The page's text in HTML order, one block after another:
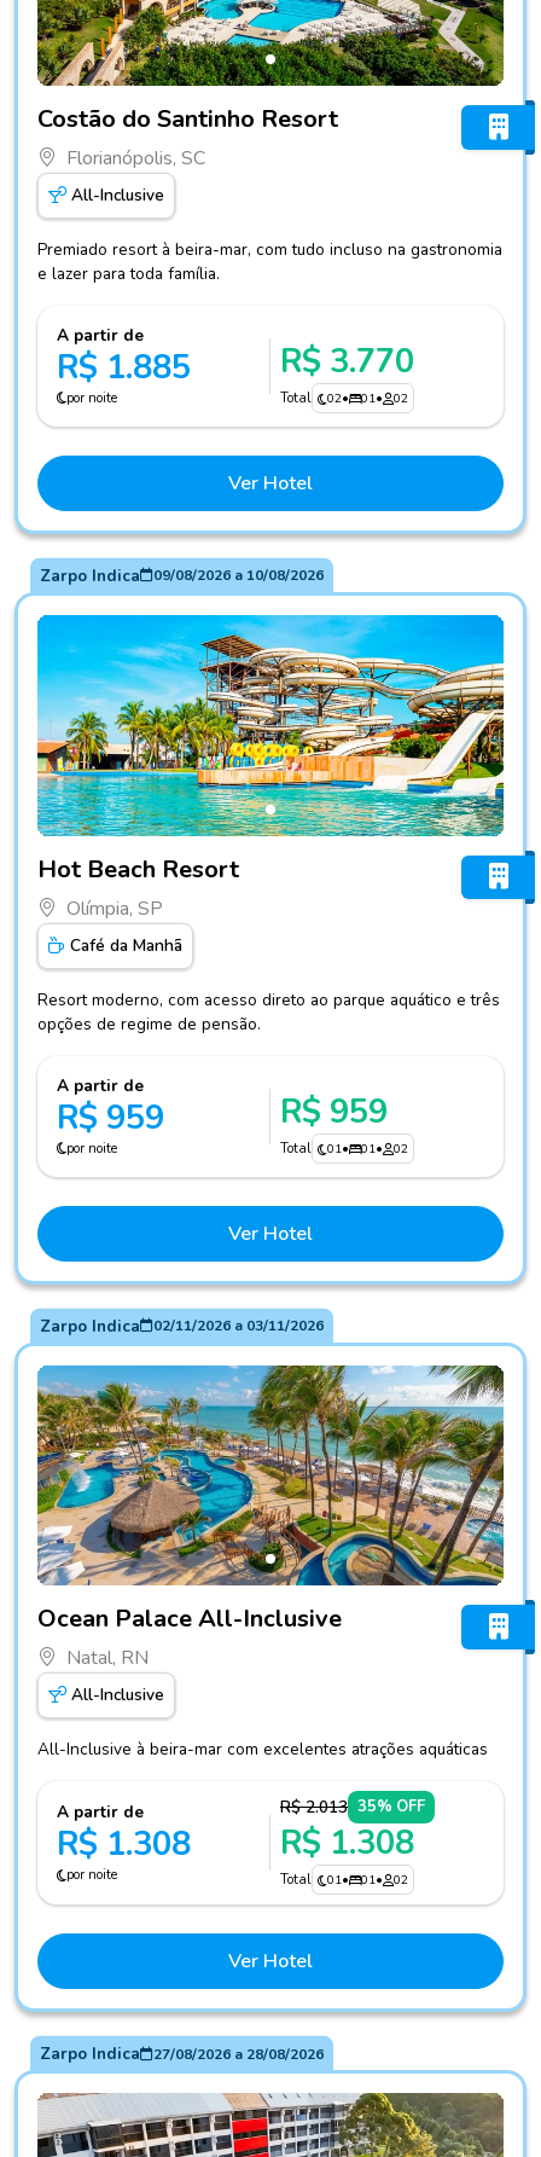
Costão do Santinho Resort
Florianópolis, SC
All-Inclusive
Premiado resort à beira-mar, com tudo incluso na gastronomia
e lazer para toda família.
A partir de
R$ 1.885
por noite
R$ 3.770
Total 02• 01• 02
Ver Hotel
Zarpo Indica 09/08/2026a 10/08/2026
Hot Beach Resort
Olímpia, SP
Café da Manhã
Resort moderno, com acesso direto ao parque aquático e três
opções de regime de pensão.
A partir de
R$ 959
por noite
R$ 959
Total 01• 01• 02
Ver Hotel
Zarpo Indica 02/11/2026a 03/11/2026
Ocean Palace All-Inclusive
Natal, RN
All-Inclusive
All-Inclusive à beira-mar com excelentes atrações aquáticas
A partir de
R$ 1.308
por noite
R$ 2.013 35% OFF
R$ 1.308
Total 01• 01• 02
Ver Hotel
Zarpo Indica 27/08/2026a 28/08/2026